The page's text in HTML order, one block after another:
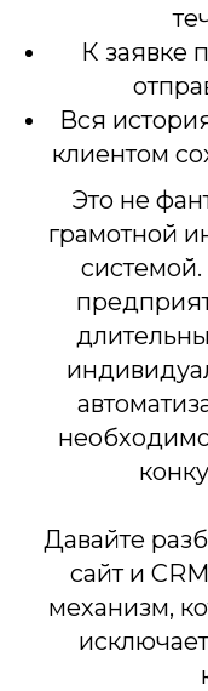
К заявке
Вся
клиентом
Это не
грамотной
Давайте
сайт и
механизм,